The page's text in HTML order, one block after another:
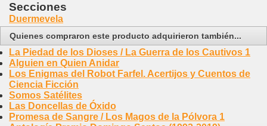
Secciones
Duermevela
Quienes compraron este producto adquirieron también...
La Piedad de los Dioses / La Guerra de los Cautivos 1
Alguien en Quien Anidar
Los Enigmas del Robot Farfel. Acertijos y Cuentos de
Ciencia Ficción
Somos Satélites
Las Doncellas de Óxido
Promesa de Sangre / Los Magos de la Pólvora 1